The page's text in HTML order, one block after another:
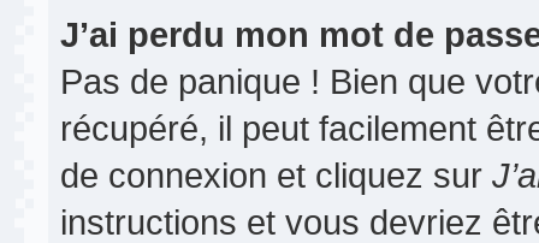
J’ai perdu mon mot de
Pas de panique ! Bien que
récupéré, il peut facilement
de connexion et cliquez sur
instructions et vous devriez